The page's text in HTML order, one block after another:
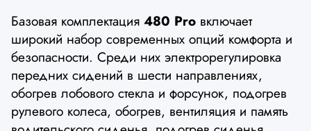
Базовая комплектация 480 Pro включает
широкий набор современных опций комфорта и
безопасности. Среди них электрорегулировка
передних сидений в шести направлениях,
обогрев лобового стекла и форсунок, подогрев
рулевого колеса, обогрев, вентиляция и память